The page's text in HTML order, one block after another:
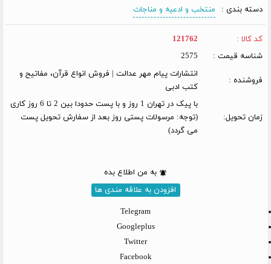
دسته بندی :
منتخب و ادعیه و مناجات
کد کالا :
121762
شناسه قیمت :
2575
فروشنده :
انتشارات پیام مهر عدالت | فروش انواع قرآن، مفاتیح و
کتب ادبی
زمان تحویل:
با پیک در تهران 1 روز و با پست حدودا بین 2 تا 6 روز کاری
(توجه: مرسولات پستی روز بعد از سفارش تحویل پست
می گردد)
به من اطلاع بده
افزودن به علاقه مندی ها
Telegram
Googleplus
Twitter
Facebook